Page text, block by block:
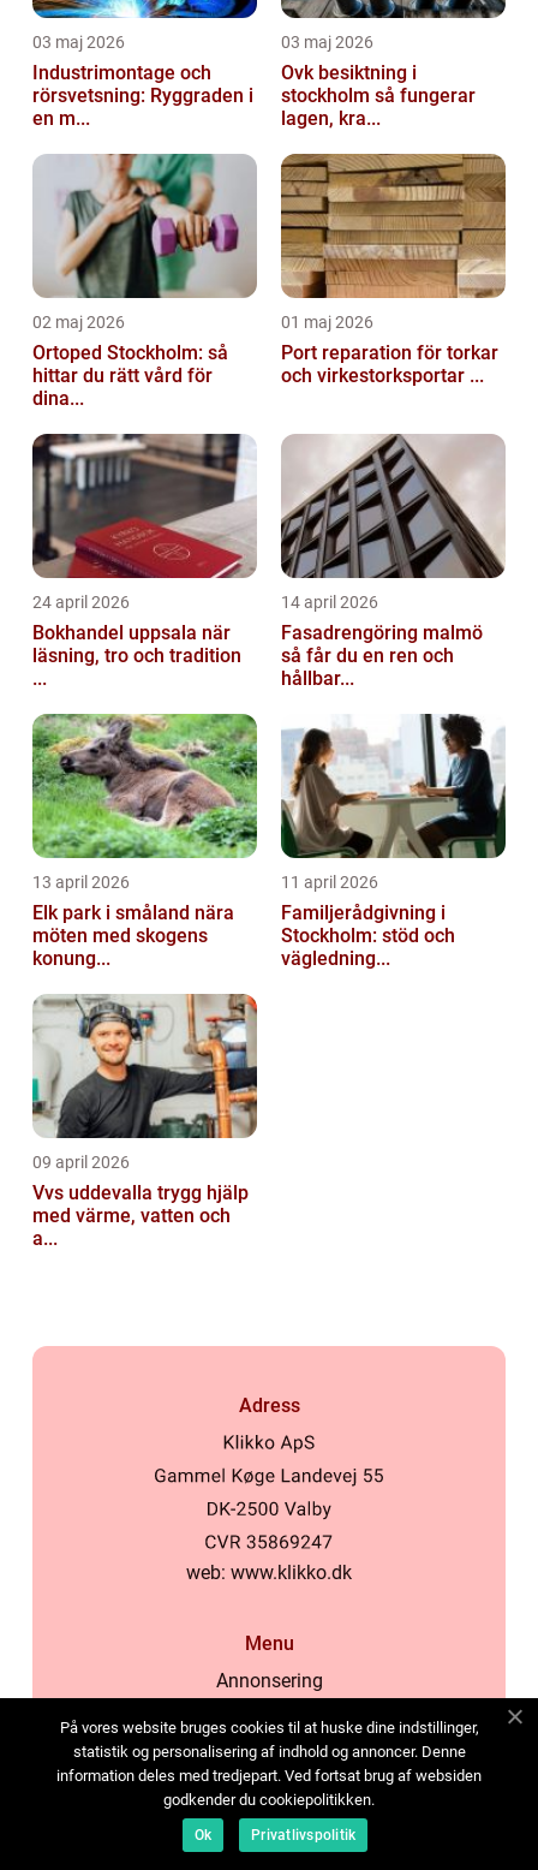
03 maj 2026
Industrimontage och
rörsvetsning: Ryggraden i
en m...
03 maj 2026
Ovk besiktning i
stockholm så fungerar
lagen, kra...
02 maj 2026
Ortoped Stockholm: så
hittar du rätt vård för
dina...
01 maj 2026
Port reparation för torkar
och virkestorksportar ...
24 april 2026
Bokhandel uppsala när
läsning, tro och tradition
...
14 april 2026
Fasadrengöring malmö
så får du en ren och
hållbar...
13 april 2026
Elk park i småland nära
möten med skogens
konung...
11 april 2026
Familjerådgivning i
Stockholm: stöd och
vägledning...
09 april 2026
Vvs uddevalla trygg hjälp
med värme, vatten och
a...
Adress
web: www.klikko.dk
Menu
Annonsering
Cookies
Kontakta oss
Sitemap
På vores website bruges cookies til at huske dine indstillinger,
statistik og personalisering af indhold og annoncer. Denne
information deles med tredjepart. Ved fortsat brug af websiden
godkender du cookiepolitikken.
Ok Privatlivspolitik